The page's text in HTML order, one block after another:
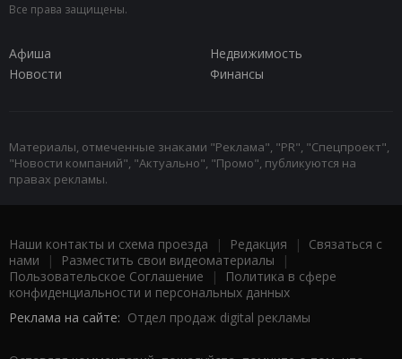
Все права защищены.
Афиша
Недвижимость
Новости
Финансы
Материалы, отмеченные знаками "Реклама", "PR", "Спецпроект",
"Новости компаний", "Актуально", "Промо", публикуются на
правах рекламы.
Наши контакты и схема проезда | Редакция | Связаться с
нами | Разместить свои видеоматериалы |
Пользовательское Соглашение |
Политика в сфере
конфиденциальности и персональных данных
Реклама на сайте: Отдел продаж digital рекламы